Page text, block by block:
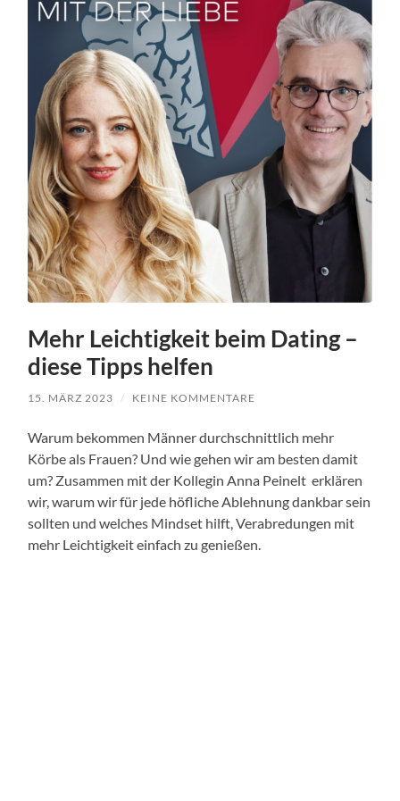
Mehr Leichtigkeit beim Dating –
diese Tipps helfen
15. MÄRZ 2023 / KEINE KOMMENTARE
Warum bekommen Männer durchschnittlich mehr
Körbe als Frauen? Und wie gehen wir am besten damit
um? Zusammen mit der Kollegin Anna Peinelt erklären
wir, warum wir für jede höfliche Ablehnung dankbar sein
sollten und welches Mindset hilft, Verabredungen mit
mehr Leichtigkeit einfach zu genießen.